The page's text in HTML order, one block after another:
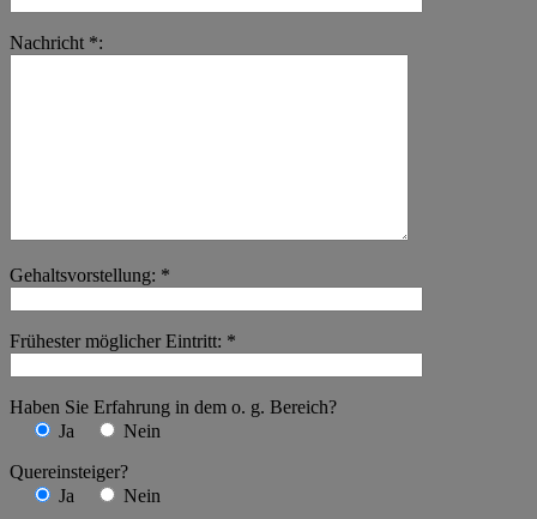
Nachricht *:
Gehaltsvorstellung: *
Frühester möglicher Eintritt: *
Haben Sie Erfahrung in dem o. g. Bereich?
Ja
Nein
Quereinsteiger?
Ja
Nein